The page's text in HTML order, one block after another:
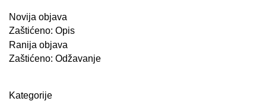
Novija objava
Zaštićeno: Opis
Ranija objava
Zaštićeno: Odžavanje
Kategorije